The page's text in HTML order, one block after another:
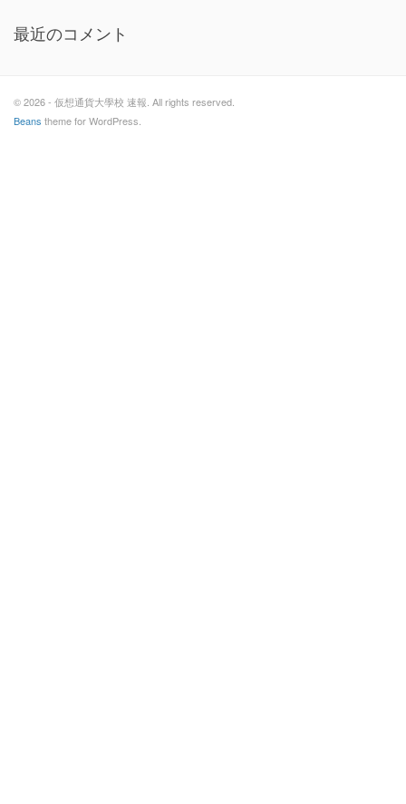
最近のコメント
© 2026 - 仮想通貨大學校 速報. All rights reserved.
Beans theme for WordPress.